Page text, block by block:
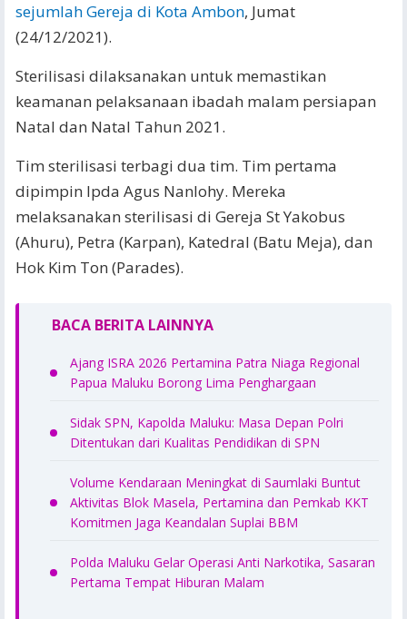
sejumlah Gereja di Kota Ambon, Jumat
(24/12/2021).
Sterilisasi dilaksanakan untuk memastikan
keamanan pelaksanaan ibadah malam persiapan
Natal dan Natal Tahun 2021.
Tim sterilisasi terbagi dua tim. Tim pertama
dipimpin Ipda Agus Nanlohy. Mereka
melaksanakan sterilisasi di Gereja St Yakobus
(Ahuru), Petra (Karpan), Katedral (Batu Meja), dan
Hok Kim Ton (Parades).
BACA BERITA LAINNYA
Ajang ISRA 2026 Pertamina Patra Niaga Regional
Papua Maluku Borong Lima Penghargaan
Sidak SPN, Kapolda Maluku: Masa Depan Polri
Ditentukan dari Kualitas Pendidikan di SPN
Volume Kendaraan Meningkat di Saumlaki Buntut
Aktivitas Blok Masela, Pertamina dan Pemkab KKT
Komitmen Jaga Keandalan Suplai BBM
Polda Maluku Gelar Operasi Anti Narkotika, Sasaran
Pertama Tempat Hiburan Malam